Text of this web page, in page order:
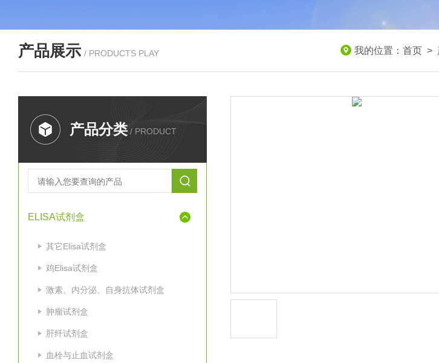
产品展示 / PRODUCTS PLAY 我的位置： 首页 >
产品分类 / PRODUCT
ELISA试剂盒
其它Elisa试剂盒
鸡Elisa试剂盒
激素、内分泌、自身抗体试剂盒
肿瘤试剂盒
肝纤试剂盒
血栓与止血试剂盒